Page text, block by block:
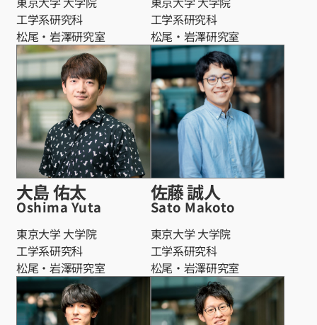
工学系研究科
松尾・岩澤研究室
工学系研究科
松尾・岩澤研究室
大島 佑太
Oshima Yuta
東京大学 大学院
工学系研究科
松尾・岩澤研究室
佐藤 誠人
Sato Makoto
東京大学 大学院
工学系研究科
松尾・岩澤研究室